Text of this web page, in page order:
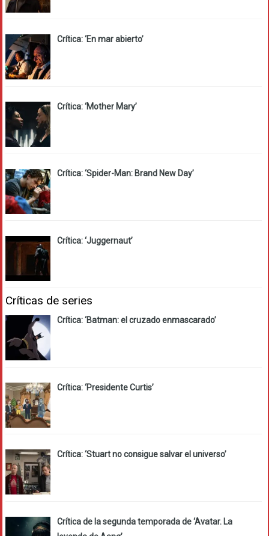
Crítica: ‘En mar abierto’
Crítica: ‘Mother Mary’
Crítica: ‘Spider-Man: Brand New Day’
Crítica: ‘Juggernaut’
Críticas de series
Crítica: ‘Batman: el cruzado enmascarado’
Crítica: ‘Presidente Curtis’
Crítica: ‘Stuart no consigue salvar el universo’
Crítica de la segunda temporada de ‘Avatar. La